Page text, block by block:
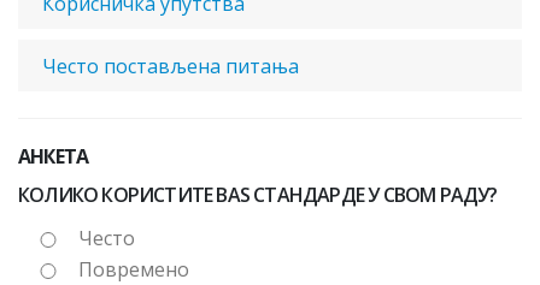
Често постављена питања
АНКЕТА
КОЛИКО КОРИСТИТЕ BAS СТАНДАРДЕ У СВОМ РАДУ?
Често
Повремено